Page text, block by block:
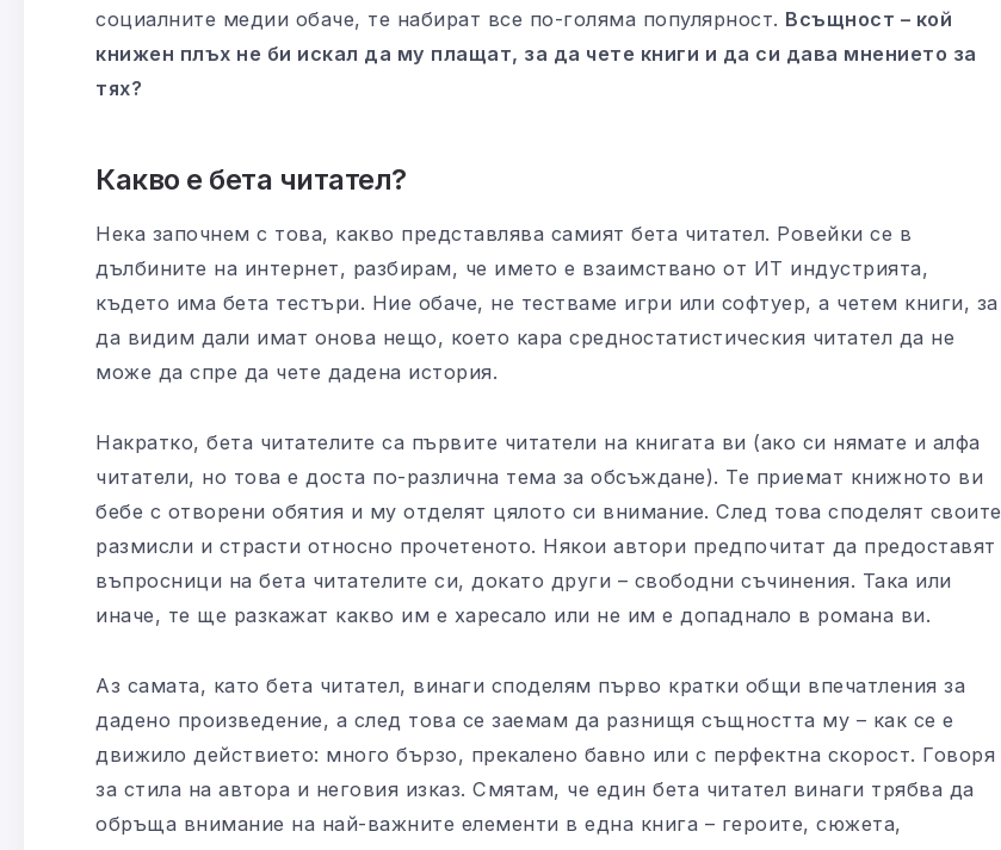
социалните медии обаче, те набират все по-голяма популярност. Всъщност – кой
книжен плъх не би искал да му плащат, за да чете книги и да си дава мнението за
тях?
Какво е бета читател?
Нека започнем с това, какво представлява самият бета читател. Ровейки се в
дълбините на интернет, разбирам, че името е взаимствано от ИТ индустрията,
където има бета тестъри. Ние обаче, не тестваме игри или софтуер, а четем книги, за
да видим дали имат онова нещо, което кара средностатистическия читател да не
може да спре да чете дадена история.
Накратко, бета читателите са първите читатели на книгата ви (ако си нямате и алфа
читатели, но това е доста по-различна тема за обсъждане). Те приемат книжното ви
бебе с отворени обятия и му отделят цялото си внимание. След това споделят своите
размисли и страсти относно прочетеното. Някои автори предпочитат да предоставят
въпросници на бета читателите си, докато други – свободни съчинения. Така или
иначе, те ще разкажат какво им е харесало или не им е допаднало в романа ви.
Аз самата, като бета читател, винаги споделям първо кратки общи впечатления за
дадено произведение, а след това се заемам да разнищя същността му – как се е
движило действието: много бързо, прекалено бавно или с перфектна скорост. Говоря
за стила на автора и неговия изказ. Смятам, че един бета читател винаги трябва да
обръща внимание на най-важните елементи в една книга – героите, сюжета,